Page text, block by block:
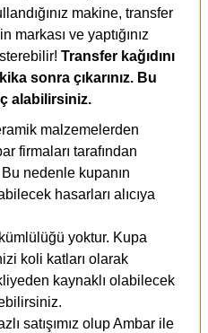
makine, transfer
markası ve yaptığınız
Transfer kağıdını
sonra çıkarınız. Bu
alabilirsiniz.
malzemelerden
firmaları tarafından
Bu nedenle kupanın
hasarları alıcıya
yoktur. Kupa
koli katları olarak
kaynaklı olabilecek
satışımız olup Ambar ile